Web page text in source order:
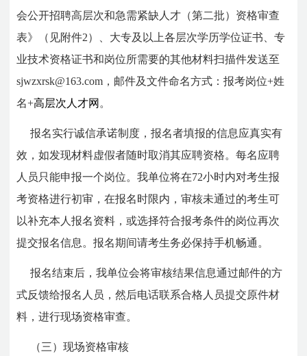
会公开招聘高层次和急需紧缺人才（第二批）资格审查
表》（见附件2）、大专及以上各层次学历学位证书、专
业技术资格证书和岗位所需要的其他材料扫描件发送至
sjwzxrsk@163.com，邮件及文件命名方式：报考岗位+姓
名+高层次人才网 。
报名实行诚信承诺制度，报名者填报的信息应真实有
效，如发现材料虚假者随时取消其应聘资格。每名应聘
人员只能申报一个岗位。我单位将在72小时内对考生报
考资格进行初审，在报名时限内，审核未通过的考生可
以补充本人报名资料，或选择符合报考条件的岗位再次
提交报名信息。报名期间请考生务必保持手机畅通。
报名结束后，我单位会将审核结果信息通过邮件的方
式反馈给报名人员，然后电话联系合格人员提交原件材
料，进行现场资格审查。
（三）现场资格审核